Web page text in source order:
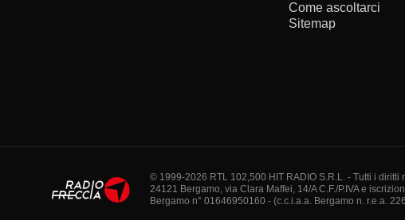
Come ascoltarci
Sitemap
© 1999-2026 RTL 102,500 HIT RADIO S.R.L. - Tutti i diritti
24121 Bergamo, via Clara Maffei, 14/A C.F./P.IVA e
Bergamo n° 01646950160 - (c.c.i.a.a. Bergamo n. r.e.a.